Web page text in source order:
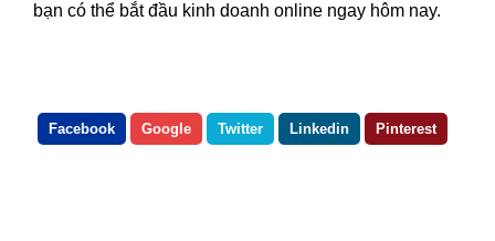
bạn có thể bắt đầu kinh doanh online ngay hôm nay.
Facebook Google Twitter Linkedin Pinterest